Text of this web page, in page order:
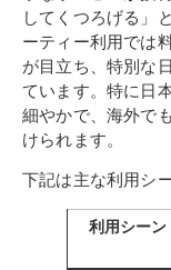
してくつろげる」
ーティー利用では
が目立ち、特別な
ています。特に日
細やかで、海外で
けられます。
下記は主な利用シ
利用シーン